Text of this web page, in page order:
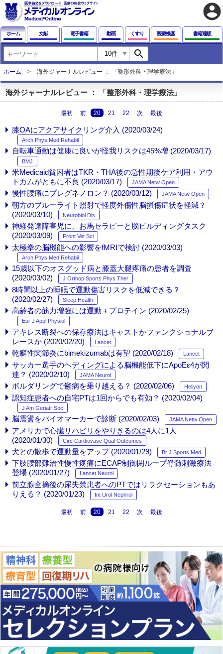
account_circle
ホーム 文献 電子書籍 動画 くすり 医療機器 書籍通販
search
ホーム 海外ジャーナルレビュー ： 「整形外科・理学療法」
海外ジャーナルレビュー ： 「整形外科・理学療法」
最初 前 20 21 22 次 最後
膝OAにアクアサイクリング介入 (2020/03/24)
Arch Phys Med Rehabil
自転車通勤は健康に良いが怪我リスクは45%増 (2020/03/17)
BMJ
米Medicaid貧困者はTKR・THA後の急性期後ケア利用・アウ
トカムがともに不良 (2020/03/17)
JAMA Netw Open
慢性腰痛にプレグネノロン？ (2020/03/12) JAMA Netw Open
朝方のブルーライト照射で軽度外傷性脳損傷症状を軽減？
(2020/03/10)
Neurobiol Dis
神経発達障害児に、お馬セラピーと脳ビルディングタスク
(2020/03/09)
Front Vet Sci
太極拳の脳機能への影響をfMRIで検討 (2020/03/03)
Arch Phys Med Rehabil
15歳以下のオスグッド病と膝蓋大腿疼痛の患者を調査
(2020/03/02)
J Orthop Sports Phys Ther
8時間以上の睡眠で運動傷害リスクを低減できる？
(2020/02/27)
Sleep Health
高齢者の筋力増強には運動＋プロテイン (2020/02/25)
Eur J Appl Physiol
アキレス断裂への保存療法はキャストかファンクショナルブ
レースか (2020/02/20)
Lancet
乾癬性関節炎にbimekizumabは有望 (2020/02/18) Lancet
サッカー選手のヘディングによる脳機能低下にApoEε4が関
連？ (2020/02/10)
JAMA Neurol
ボルダリングで鬱病を乗り越える？ (2020/02/06) Heliyon
認知症患者への自宅PTは1回からでも有効？ (2020/02/04)
J Am Geriatr Soc
脳震盪をバイオマーカーで診断 (2020/02/03) JAMA Netw Open
アメリカで心臓リハビリをやりきるのは4人に1人
(2020/01/30)
Circ Cardiovasc Qual Outcomes
犬との散歩で運動量をアップ (2020/01/29) Br J Sports Med
下肢腰部難治性慢性疼痛にECAP制御閉ループ脊髄刺激療法
登場 (2020/01/27)
Lancet Neurol
前立腺全摘後の尿失禁患者へのPTではリラクセーションもあ
りえる？ (2020/01/23)
Int Urol Nephrol
最初 前 20 21 22 次 最後